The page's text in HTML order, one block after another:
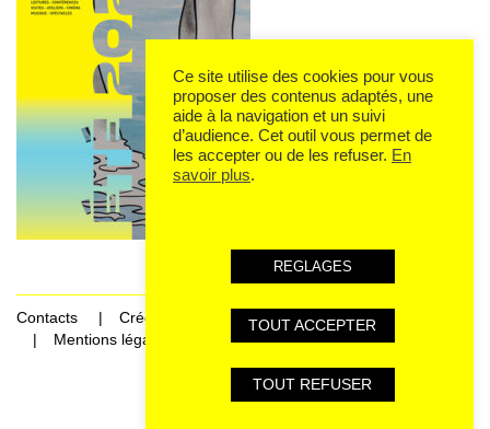
Contacts
Crédits
Mentions légales et données personnelles
Ce site utilise des cookies pour vous
proposer des contenus adaptés, une
aide à la navigation et un suivi
d’audience. Cet outil vous permet de
les accepter ou de les refuser. En
savoir plus.
REGLAGES
TOUT ACCEPTER
TOUT REFUSER